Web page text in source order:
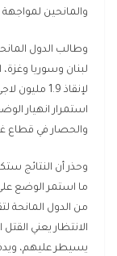
والمانحين لمواجهة
وطالب الدول
لإنقاذ 1.9
استمرار انهيار
والحصار في قطاع
وحذر أن النتائج
ما استمر الوضع
من الدول المانحة
الانتظار يعني
يسيطر عليهم،